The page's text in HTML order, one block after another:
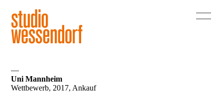
—
Uni Mannheim
Wettbewerb, 2017, Ankauf